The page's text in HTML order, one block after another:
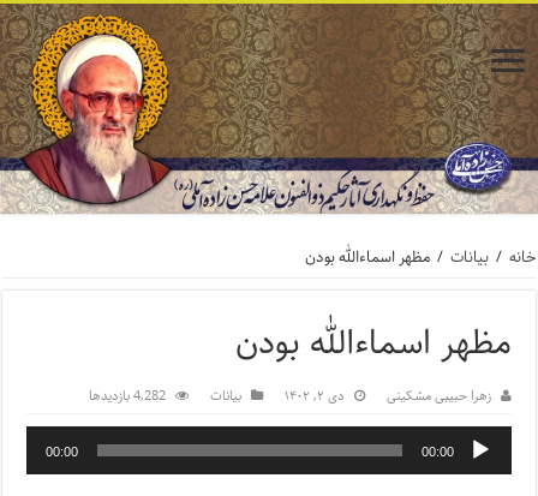
خانه / بیانات / مظهر اسماءالله بودن
مظهر اسماءالله بودن
زهرا حبیبی مشکینی دی ۲, ۱۴۰۲ بیانات 4,282 بازدیدها
00:00
00:00